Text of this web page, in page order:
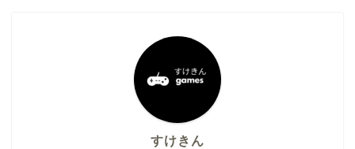
すけきん